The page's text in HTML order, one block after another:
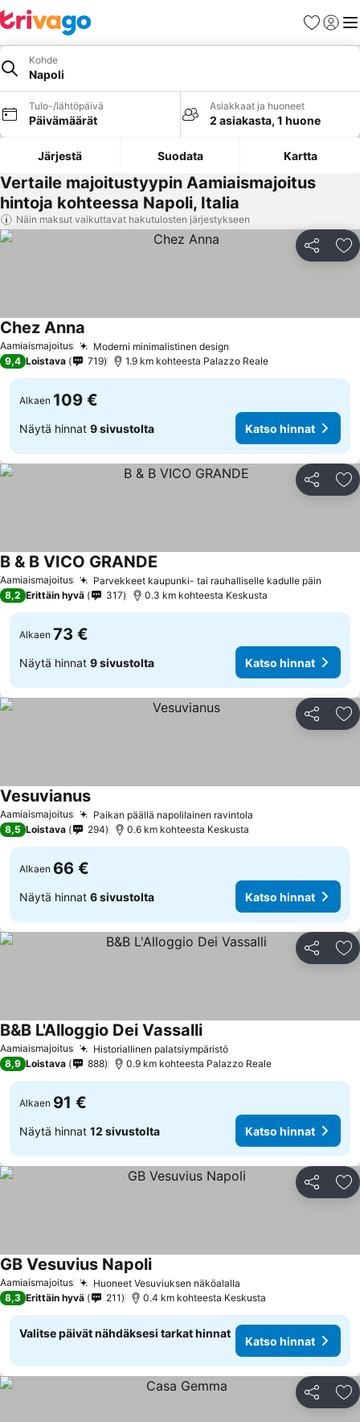
Suosikit
Kohde
Napoli
Tulo-/lähtöpäivä
Päivämäärät
Asiakkaat ja huoneet
2 asiakasta, 1 huone
Järjestä Suodata Kartta
Vertaile majoitustyypin Aamiaismajoitus
hintoja kohteessa Napoli, Italia
Näin maksut vaikuttavat hakutulosten järjestykseen
Jaa
Aamiaismajoitus Moderni minimalistinen design
Chez Anna
9,4 Loistava 719 1.9 km kohteesta Palazzo Reale
Alkaen 109 €
Näytä hinnat 9 sivustolta Katso hinnat
Jaa
Aamiaismajoitus Parvekkeet kaupunki- tai rauhalliselle kadulle päin
B & B VICO GRANDE
8,2 Erittäin hyvä 317 0.3 km kohteesta Keskusta
Alkaen 73 €
Näytä hinnat 9 sivustolta Katso hinnat
Jaa
Aamiaismajoitus Paikan päällä napolilainen ravintola
Vesuvianus
8,5 Loistava 294 0.6 km kohteesta Keskusta
Alkaen 66 €
Näytä hinnat 6 sivustolta Katso hinnat
Jaa
Aamiaismajoitus Historiallinen palatsiympäristö
B&B L'Alloggio Dei Vassalli
8,9 Loistava 888 0.9 km kohteesta Palazzo Reale
Alkaen 91 €
Näytä hinnat 12 sivustolta Katso hinnat
Jaa
Aamiaismajoitus Huoneet Vesuviuksen näköalalla
GB Vesuvius Napoli
8,3 Erittäin hyvä 211 0.4 km kohteesta Keskusta
Valitse päivät nähdäksesi tarkat hinnat
Katso hinnat
Jaa